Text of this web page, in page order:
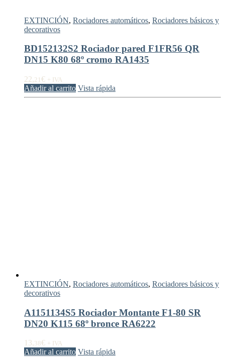
EXTINCIÓN, Rociadores automáticos, Rociadores básicos y
decorativos
BD152132S2 Rociador pared F1FR56 QR
DN15 K80 68º cromo RA1435
22,21 € + IVA
Añadir al carrito Vista rápida
EXTINCIÓN, Rociadores automáticos, Rociadores básicos y
decorativos
A1151134S5 Rociador Montante F1-80 SR
DN20 K115 68º bronce RA6222
13,38€ + IVA
Añadir al carrito Vista rápida